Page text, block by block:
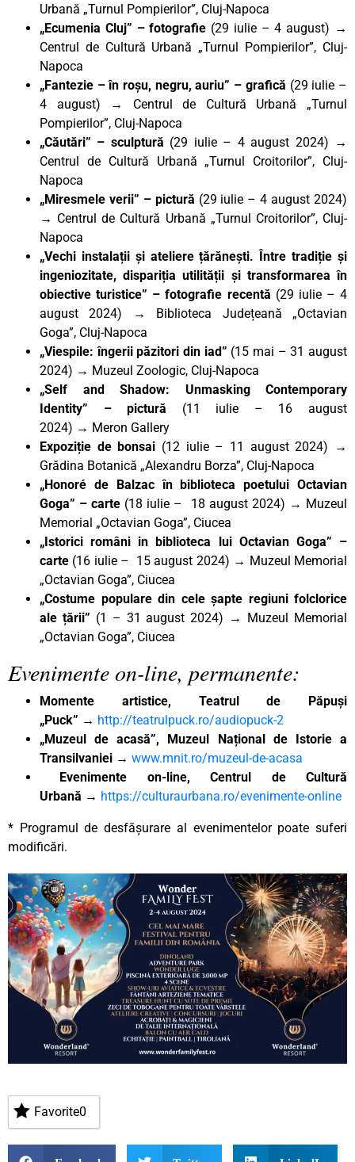
Urbană „Turnul Pompierilor”, Cluj-Napoca
„Ecumenia Cluj” – fotografie (29 iulie – 4 august) →
Centrul de Cultură Urbană „Turnul Pompierilor”, Cluj-
Napoca
„Fantezie – în roșu, negru, auriu” – grafică (29 iulie –
4 august) → Centrul de Cultură Urbană „Turnul
Pompierilor”, Cluj-Napoca
„Căutări” – sculptură (29 iulie – 4 august 2024) →
Centrul de Cultură Urbană „Turnul Croitorilor”, Cluj-
Napoca
„Miresmele verii” – pictură (29 iulie – 4 august 2024)
→ Centrul de Cultură Urbană „Turnul Croitorilor”, Cluj-
Napoca
„Vechi instalații și ateliere țărănești. Între tradiție și
ingeniozitate, dispariția utilității și transformarea în
obiective turistice” – fotografie recentă (29 iulie – 4
august 2024) → Biblioteca Județeană „Octavian
Goga”, Cluj-Napoca
„Viespile: îngerii păzitori din iad” (15 mai – 31 august
2024) → Muzeul Zoologic, Cluj-Napoca
„Self and Shadow: Unmasking Contemporary
Identity” – pictură (11 iulie – 16 august
2024) → Meron Gallery
Expoziție de bonsai (12 iulie – 11 august 2024) →
Grădina Botanică „Alexandru Borza”, Cluj-Napoca
„Honoré de Balzac în biblioteca poetului Octavian
Goga” – carte (18 iulie – 18 august 2024) → Muzeul
Memorial „Octavian Goga”, Ciucea
„Istorici români in biblioteca lui Octavian Goga” –
carte (16 iulie – 15 august 2024) → Muzeul Memorial
„Octavian Goga”, Ciucea
„Costume populare din cele șapte regiuni folclorice
ale țării” (1 – 31 august 2024) → Muzeul Memorial
„Octavian Goga”, Ciucea
Evenimente on-line, permanente:
Momente artistice, Teatrul de Păpuși
„Puck” → http://teatrulpuck.ro/audiopuck-2
„Muzeul de acasă”, Muzeul Național de Istorie a
Transilvaniei → www.mnit.ro/muzeul-de-acasa
Evenimente on-line, Centrul de Cultură
Urbană → https://culturaurbana.ro/evenimente-online
* Programul de desfășurare al evenimentelor poate suferi
modificări.
Favorite0